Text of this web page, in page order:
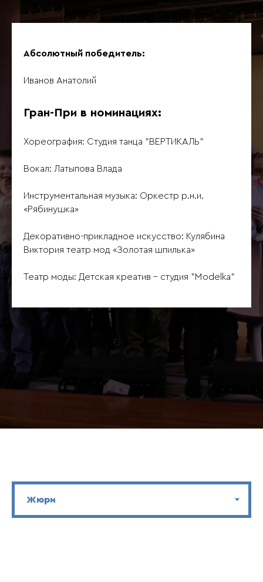
Абсолютный победитель:
Иванов Анатолий
Гран-При в номинациях:
Хореография: Студия танца "ВЕРТИКАЛЬ"
Вокал: Латыпова Влада
Инструментальная музыка: Оркестр р.н.и.
«Рябинушка»
Декоративно-прикладное искусство: Кулябина
Виктория театр мод «Золотая шпилька»
Театр моды: Детская креатив - студия "Modelka"